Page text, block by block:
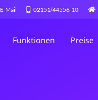
E-Mail 02151/44556-10
Funktionen Preise